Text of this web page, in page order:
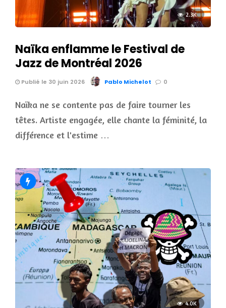
2.3K
Naïka enflamme le Festival de
Jazz de Montréal 2026
Publié le 30 juin 2026 Pablo Michelot 0
Naïka ne se contente pas de faire tourner les
têtes. Artiste engagée, elle chante la féminité, la
différence et l'estime …
4.0K